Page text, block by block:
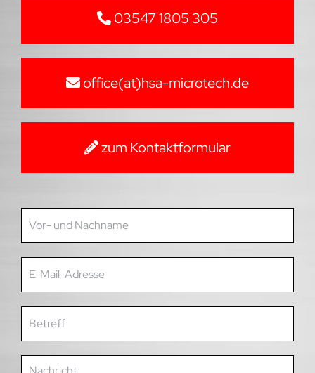
03547 1805 305
office(at)hsa-microtech.de
zum Kontaktformular